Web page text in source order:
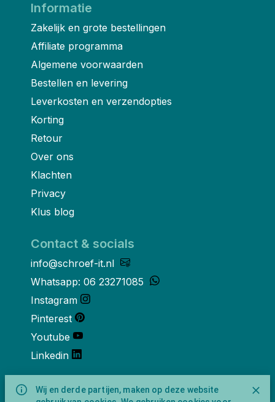
Wij en derde partijen, maken op deze website
Informatie
Zakelijk en grote bestellingen
Affiliate programma
Algemene voorwaarden
Bestellen en levering
Leverkosten en verzendopties
Korting
Retour
Over ons
Klachten
Privacy
Klus blog
Contact & socials
info@schroef-it.nl
Whatsapp: 06 23271085
Instagram
Pinterest
Youtube
Linkedin
Over ons